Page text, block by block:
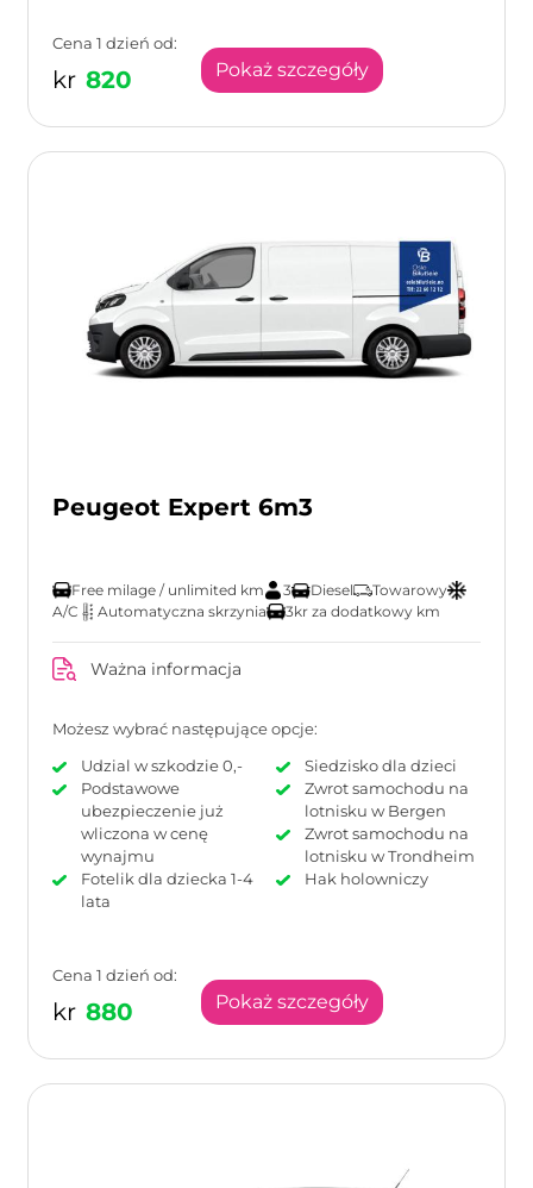
Cena 1 dzień od:
kr 820 Pokaż szczegóły
Peugeot Expert 6m3
Free milage / unlimited km 3 Diesel
Towarowy
A/C
Automatyczna skrzynia 3kr za dodatkowy km
Ważna informacja
Możesz wybrać następujące opcje:
Udzial w szkodzie 0,-
Podstawowe
ubezpieczenie już
wliczona w cenę
wynajmu
Fotelik dla dziecka 1-4
lata
Siedzisko dla dzieci
Zwrot samochodu na
lotnisku w Bergen
Zwrot samochodu na
lotnisku w Trondheim
Hak holowniczy
Cena 1 dzień od:
kr 880 Pokaż szczegóły